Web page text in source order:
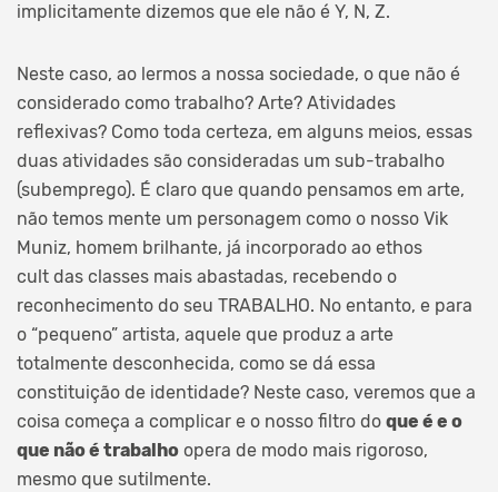
implicitamente dizemos que ele não é Y, N, Z.
Neste caso, ao lermos a nossa sociedade, o que não é
considerado como trabalho? Arte? Atividades
reflexivas? Como toda certeza, em alguns meios, essas
duas atividades são consideradas um sub-trabalho
(subemprego). É claro que quando pensamos em arte,
não temos mente um personagem como o nosso Vik
Muniz, homem brilhante, já incorporado ao ethos
cult das classes mais abastadas, recebendo o
reconhecimento do seu TRABALHO. No entanto, e para
o “pequeno” artista, aquele que produz a arte
totalmente desconhecida, como se dá essa
constituição de identidade? Neste caso, veremos que a
coisa começa a complicar e o nosso filtro do que é e o
que não é trabalho opera de modo mais rigoroso,
mesmo que sutilmente.